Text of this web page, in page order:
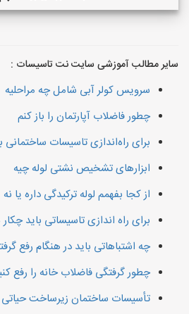
سایر مطالب آموزشی سایت نت تاسیسات :
سرویس کولر آبی شامل چه مراحلیه
چطور فاضلاب آپارتمان را باز کنم
برای راه‌اندازی تاسیسات ساختمانی
ابزارهای تشخیص نشتی لوله چیه
از کجا بفهمم لوله ترکیدگی داره یا نه
برای راه اندازی تاسیساتی باید
چه اشتباهاتی باید در هنگام رفع
چطور گرفتگی فاضلاب خانه را رفع
تأسیسات ساختمان زیرساخت